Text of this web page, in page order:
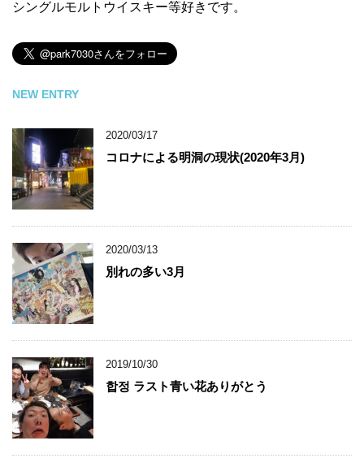
シングルモルトウイスキー等好きです。
NEW ENTRY
2020/03/17
コロナによる明洞の現状(2020年3月)
2020/03/13
別れの多い3月
2019/10/30
합정 ラスト青い花ありがとう